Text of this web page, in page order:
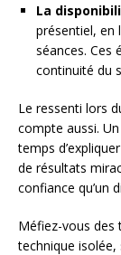
La
présentiel, en
séances. Ces
continuité du
Le ressenti lors
compte aussi.
temps
de résultats
confiance qu’un
Méfiez-vous des
technique